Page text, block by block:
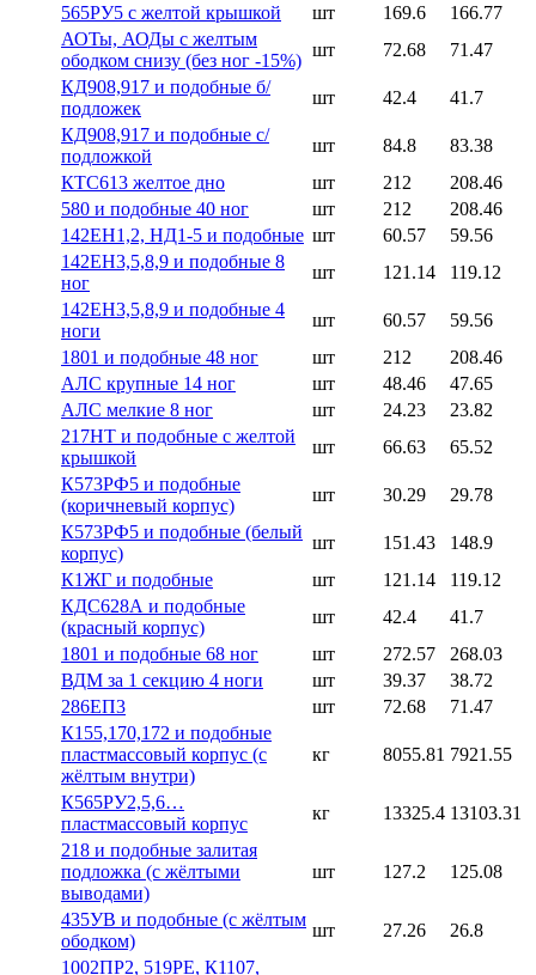
565РУ5 с желтой крышкой
шт 169.6
166.77
АОТы, АОДы с желтым
ободком снизу (без ног -15%)
шт 72.68
71.47
КД908,917 и подобные б/
подложек
шт 42.4
41.7
КД908,917 и подобные с/
подложкой
шт 84.8
83.38
КТС613 желтое дно
шт 212
208.46
580 и подобные 40 ног
шт 212
208.46
142ЕН1,2, НД1-5 и подобные шт 60.57
59.56
142ЕН3,5,8,9 и подобные 8
ног
шт 121.14
119.12
142ЕН3,5,8,9 и подобные 4
ноги
шт 60.57
59.56
1801 и подобные 48 ног
шт 212
208.46
АЛС крупные 14 ног
шт 48.46
47.65
АЛС мелкие 8 ног
шт 24.23
23.82
217НТ и подобные с желтой
крышкой
шт 66.63
65.52
К573РФ5 и подобные
(коричневый корпус)
шт 30.29
29.78
К573РФ5 и подобные (белый
корпус)
шт 151.43
148.9
К1ЖГ и подобные
шт 121.14
119.12
КДС628А и подобные
(красный корпус)
шт 42.4
41.7
1801 и подобные 68 ног
шт 272.57
268.03
ВДМ за 1 секцию 4 ноги
шт 39.37
38.72
286ЕП3
шт 72.68
71.47
К155,170,172 и подобные
пластмассовый корпус (с
жёлтым внутри)
кг 8055.81 7921.55
К565РУ2,5,6…
пластмассовый корпус
кг 13325.4 13103.31
218 и подобные залитая
подложка (с жёлтыми
выводами)
шт 127.2 125.08
435УВ и подобные (с жёлтым
ободком)
шт 27.26
26.8
1002ПР2, 519РЕ, К1107,